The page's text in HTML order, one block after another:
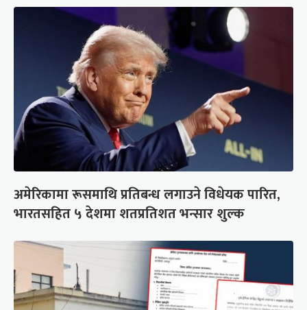
अमेरिकामा रूसमाथि प्रतिबन्ध लगाउने विधेयक पारित,
भारतसहित ५ देशमा शतप्रतिशत भन्सार शुल्क